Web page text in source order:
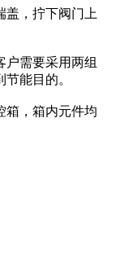
，拧下阀门上
需要采用两组
节能目的。
，箱内元件均